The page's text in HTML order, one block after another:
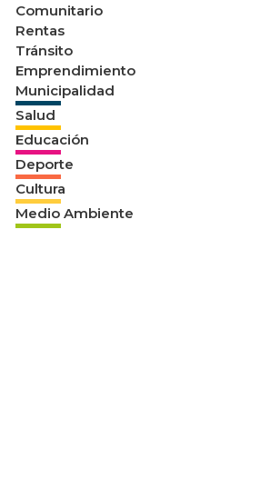
Comunitario
Rentas
Tránsito
Emprendimiento
Municipalidad
Salud
Educación
Deporte
Cultura
Medio Ambiente